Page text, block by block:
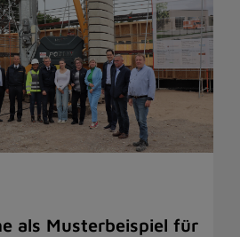
als Musterbeispiel für